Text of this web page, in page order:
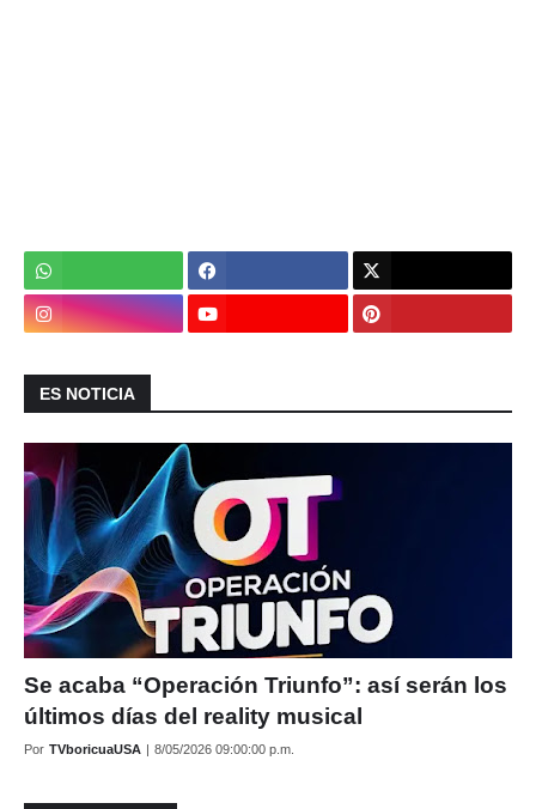
ES NOTICIA
Se acaba “Operación Triunfo”: así serán los
últimos días del reality musical
Por TVboricuaUSA | 8/05/2026 09:00:00 p.m.